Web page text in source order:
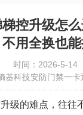
控升级怎
用全换也
时间：2026-5-14
基科技安防门禁一
级的难点，往往